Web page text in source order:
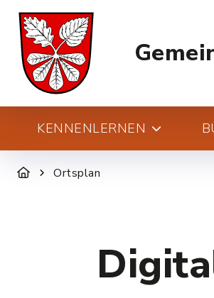
KENNENLERNEN
Ortsplan